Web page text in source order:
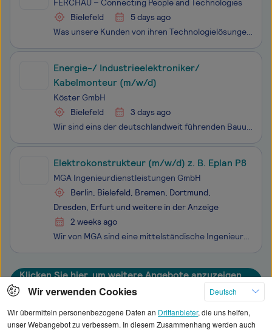
FERCHAU – Connecting People and Technologies
Bielefeld
5 days ago
Was unsere Kunden von ihren Technologielösungen erwarten? Das nächste Level! Das gelingt unserem Team bei FERCHAU Tag für Tag. Wir suchen dich: als Expert:in für unseren Kunden. Wir realisieren spannende Projekte für namhafte Anbieter und Entwickler von IT-Lösungen und übernehmen Verantwortung für k
Energie-/ Industrieelektroniker/
Kabelmonteur (m/w/d)
Köster GmbH
Bielefeld
3 days ago
Wir sind eins der deutschlandweit führenden Bauunternehmen im Hoch- und Tiefbau. Was uns als Familienunternehmen ausmacht, ist unser hoher Leistungsanspruch. Bei uns geben über 2.000 Mitarbeitende täglich ihr Bestes, um uns, unsere Kunden und die Branche nach vorn zu bringen. Wenn du gemeinsam mit u
Elektrokonstrukteur (m/w/d) z. B. Eplan P8
MGA Ingenieurdienstleistungen GmbH
Berlin, Bielefeld, Bremen, Dortmund,
Dresden, Erfurt und weitere in der Anzeige
2 weeks ago
Wir von MGA sind eine mittelständische Ingenieurgesellschaft – Mit Leidenschaft für Prozessautomatisierung und Steuerungstechnik entwickeln wir maßgeschneiderte Lösungen für unsere Kunden aus dem deutschen Maschinenbau. Wir beschäftigen uns mit der Konstruktion, der Programmierung und der Inbetrieb
Klicken Sie hier, um weitere Angebote anzuzeigen
Wir verwenden Cookies
Deutsch
Wir übermitteln personenbezogene Daten an Drittanbieter, die uns helfen,
unser Webangebot zu verbessern. In diesem Zusammenhang werden auch